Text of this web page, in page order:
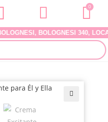
0
BOLOGNESI 340,